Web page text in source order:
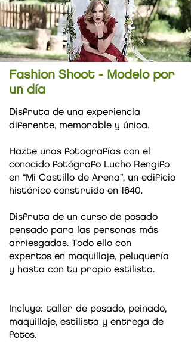
Fashion Shoot - Modelo por
un día
Disfruta de una experiencia
diferente, memorable y única.
Hazte unas fotografías con el
conocido fotógrafo Lucho Rengifo
en “Mi Castillo de Arena”, un edificio
histórico construido en 1640.
Disfruta de un curso de posado
pensado para las personas más
arriesgadas. Todo ello con
expertos en maquillaje, peluquería
y hasta con tu propio estilista.
Incluye: taller de posado, peinado,
maquillaje, estilista y entrega de
fotos.